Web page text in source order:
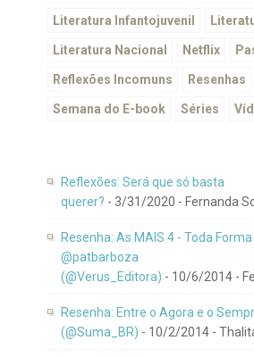
Literatura Infantojuvenil
Literatura Nacional Netflix
Reflexões Incomuns Resenhas
Semana do E-book Séries
Reflexões: Será que só basta
querer? - 3/31/2020 - Fernanda
Resenha: As MAIS 4 - Toda
@patbarboza
(@Verus_Editora) - 10/6/2014 -
Resenha: Entre o Agora e o
(@Suma_BR) - 10/2/2014 -